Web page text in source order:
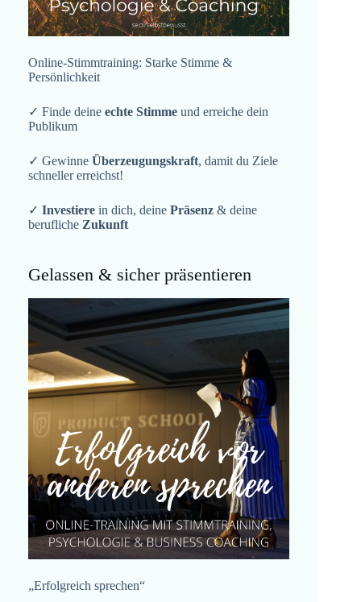
Online-Stimmtraining: Starke Stimme &
Persönlichkeit
✓ Finde deine echte Stimme und erreiche dein
Publikum
✓ Gewinne Überzeugungskraft, damit du Ziele
schneller erreichst!
✓ Investiere in dich, deine Präsenz & deine
berufliche Zukunft
Gelassen & sicher präsentieren
„Erfolgreich sprechen“